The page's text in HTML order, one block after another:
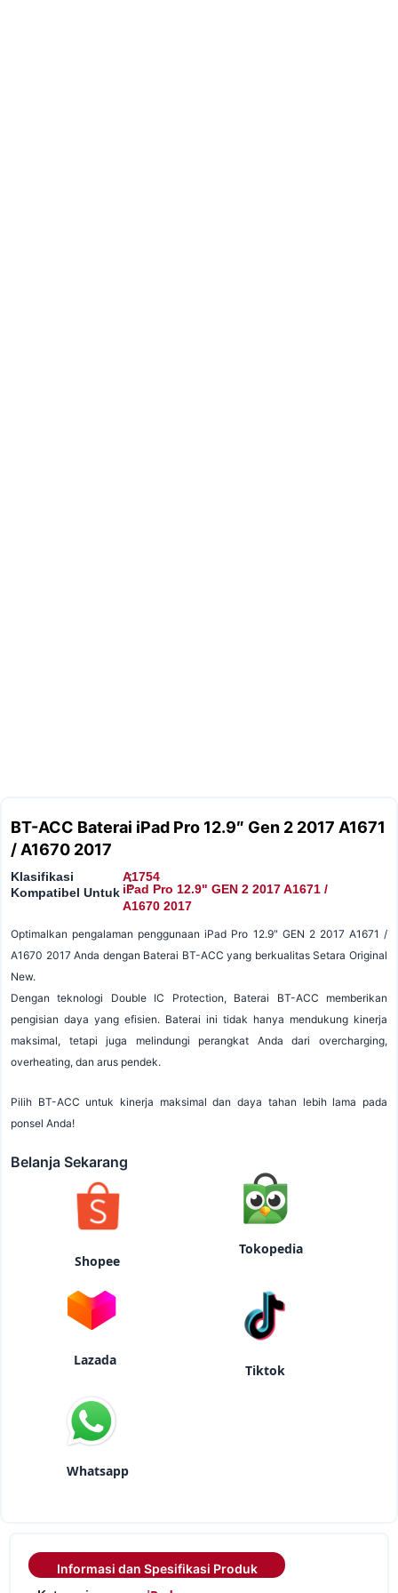
BT-ACC Baterai iPad Pro 12.9″ Gen 2 2017 A1671
/ A1670 2017
Klasifikasi
Kompatibel Untuk
:
:
A1754
iPad Pro 12.9" GEN 2 2017 A1671 /
A1670 2017
Optimalkan pengalaman penggunaan iPad Pro 12.9″ GEN 2 2017 A1671 /
A1670 2017 Anda dengan Baterai BT-ACC yang berkualitas Setara Original
New.
Dengan teknologi Double IC Protection, Baterai BT-ACC memberikan
pengisian daya yang efisien. Baterai ini tidak hanya mendukung kinerja
maksimal, tetapi juga melindungi perangkat Anda dari overcharging,
overheating, dan arus pendek.
Pilih BT-ACC untuk kinerja maksimal dan daya tahan lebih lama pada
ponsel Anda!
Belanja Sekarang
Shopee
Tokopedia
Lazada
Tiktok
Whatsapp
Informasi dan Spesifikasi Produk